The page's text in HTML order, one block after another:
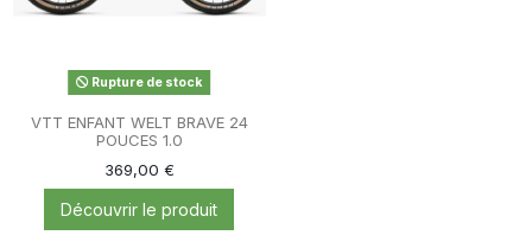
Rupture de stock
VTT ENFANT WELT BRAVE 24
POUCES 1.0
369,00 €
Découvrir le produit